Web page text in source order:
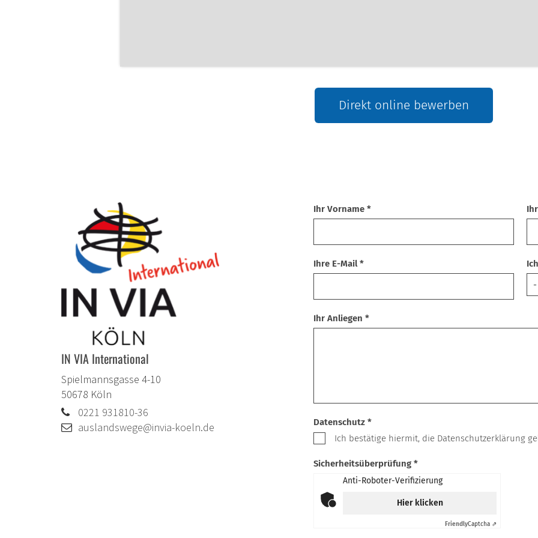
Direkt online bewerben
Ihr Vorname *
Ihre E-Mail *
Ihr Anliegen *
Datenschutz *
Ich bestätige hiermit, die Datenschutzerklärung
Sicherheitsüberprüfung *
Anti-Roboter-Verifizierung
Hier klicken
FriendlyCaptcha ⇗
IN VIA International
Spielmannsgasse 4-10
50678 Köln
0221 931810-36
auslandswege@invia-koeln.de